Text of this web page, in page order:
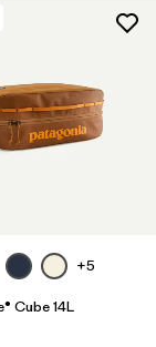
+5
Cube 14L